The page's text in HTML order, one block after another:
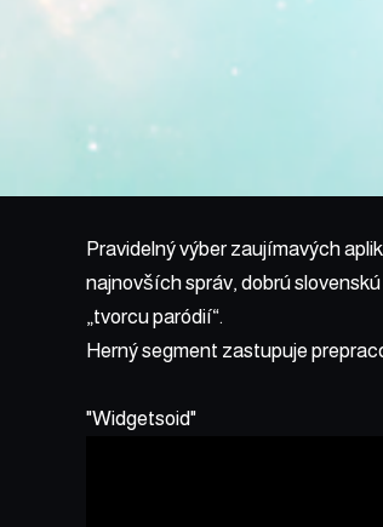
Pravidelný výber zaujímavých
najnovších správ, dobrú
„tvorcu paródií“.
Herný segment zastupuje
Widgetsoid